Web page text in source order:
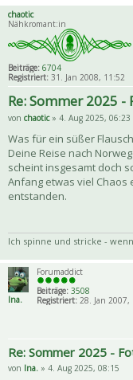
chaotic
Nähkromant:in
Beiträge: 6704
Registriert: 31. Jan 2008, 11:52
Re: Sommer 2025 -
von chaotic» 4. Aug 2025, 06:23
Was für ein süßer
Deine Reise nach
scheint insgesamt doch
Anfang etwas viel Chaos
entstanden.
Ich spinne und stricke -
Ina.
Forumaddict
Beiträge: 3508
Registriert:28. Jan 2007,
Re: Sommer 2025 -
von Ina. » 4. Aug 2025, 08:15